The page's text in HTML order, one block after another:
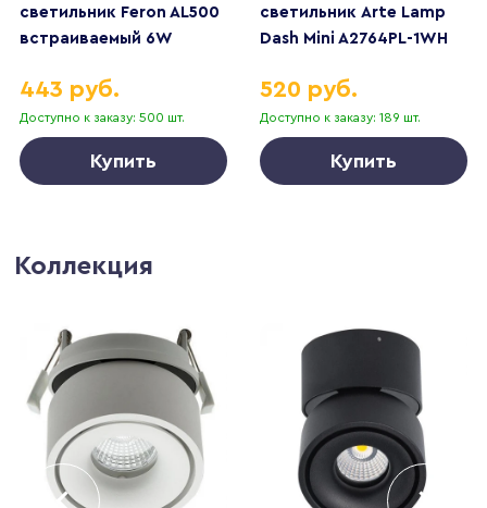
светильник Feron AL500
встраиваемый 6W
Доступно к заказу: 500 шт.
443 руб.
Купить
светильник Arte Lamp
Dash Mini A2764PL-1WH
Доступно к заказу: 189 шт.
520 руб.
Купить
Коллекция